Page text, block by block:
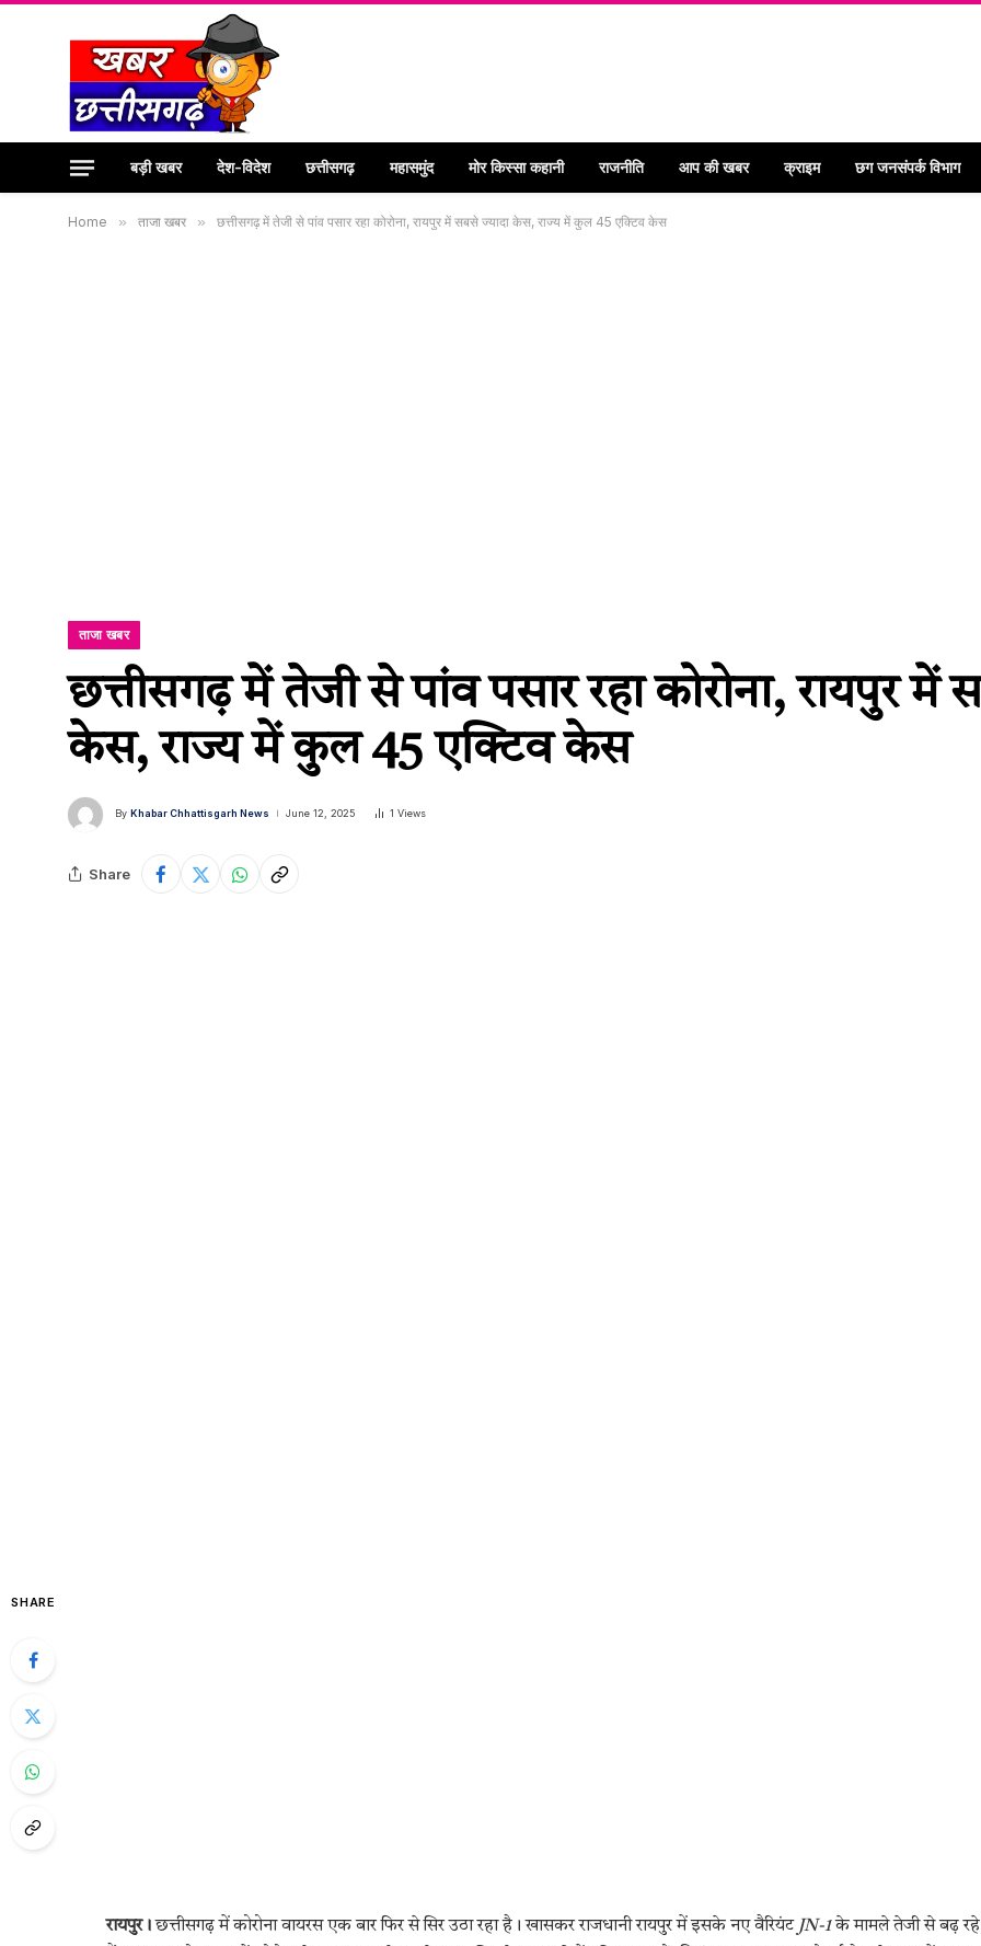
बड़ी खबर देश-विदेश छत्तीसगढ़ महासमुंद मोर किस्सा कहानी राजनीति आप की खबर क्राइम छग जनसंपर्क विभाग
Home » ताजा खबर » छत्तीसगढ़ में तेजी से पांव पसार रहा कोरोना, रायपुर में सबसे ज्यादा केस, राज्य में कुल 45 एक्टिव केस
ताजा खबर
छत्तीसगढ़ में तेजी से पांव पसार रहा कोरोना, रायपुर में
केस, राज्य में कुल 45 एक्टिव केस
By Khabar Chhattisgarh News June 12, 2025 1 Views
Share
SHARE
रायपुर।छत्तीसगढ़ में कोरोना वायरस एक बार फिर से सिर उठा रहा है। खासकर राजधानी रायपुर में इसके नए वैरियंट JN-1के मामले तेजी से बढ़ रहे